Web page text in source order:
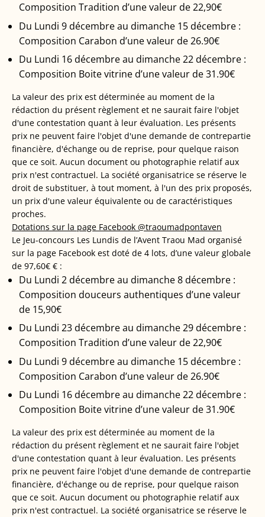
Composition Tradition d’une valeur de 22,90€
Du Lundi 9 décembre au dimanche 15 décembre :
Composition Carabon d’une valeur de 26.90€
Du Lundi 16 décembre au dimanche 22 décembre :
Composition Boite vitrine d’une valeur de 31.90€
La valeur des prix est déterminée au moment de la
rédaction du présent règlement et ne saurait faire l'objet
d'une contestation quant à leur évaluation. Les présents
prix ne peuvent faire l'objet d'une demande de contrepartie
financière, d'échange ou de reprise, pour quelque raison
que ce soit. Aucun document ou photographie relatif aux
prix n'est contractuel. La société organisatrice se réserve le
droit de substituer, à tout moment, à l'un des prix proposés,
un prix d'une valeur équivalente ou de caractéristiques
proches.
Dotations sur la page Facebook @traoumadpontaven
Le Jeu-concours Les Lundis de l’Avent Traou Mad organisé
sur la page Facebook est doté de 4 lots, d’une valeur globale
de 97,60€ € :
Du Lundi 2 décembre au dimanche 8 décembre :
Composition douceurs authentiques d’une valeur
de 15,90€
Du Lundi 23 décembre au dimanche 29 décembre :
Composition Tradition d’une valeur de 22,90€
Du Lundi 9 décembre au dimanche 15 décembre :
Composition Carabon d’une valeur de 26.90€
Du Lundi 16 décembre au dimanche 22 décembre :
Composition Boite vitrine d’une valeur de 31.90€
La valeur des prix est déterminée au moment de la
rédaction du présent règlement et ne saurait faire l'objet
d'une contestation quant à leur évaluation. Les présents
prix ne peuvent faire l'objet d'une demande de contrepartie
financière, d'échange ou de reprise, pour quelque raison
que ce soit. Aucun document ou photographie relatif aux
prix n'est contractuel. La société organisatrice se réserve le